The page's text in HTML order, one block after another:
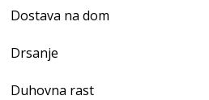
Dostava na dom
Drsanje
Duhovna rast